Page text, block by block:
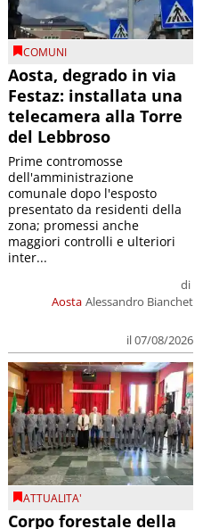
COMUNI
Aosta, degrado in via
Festaz: installata una
telecamera alla Torre
del Lebbroso
Aosta
di
Alessandro Bianchet
il 07/08/2026
Prime contromosse
dell'amministrazione
comunale dopo l'esposto
presentato da residenti della
zona; promessi anche
maggiori controlli e ulteriori
inter...
ATTUALITA'
Corpo forestale della